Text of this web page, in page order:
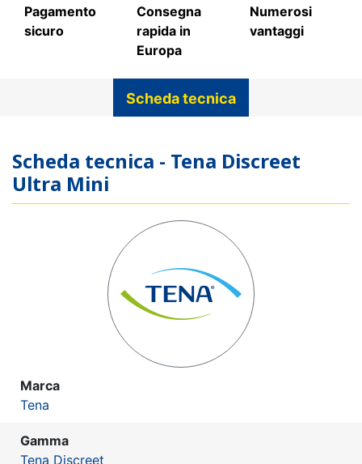
Pagamento
sicuro
Consegna
rapida in
Europa
Numerosi
vantaggi
Scheda tecnica
Scheda tecnica - Tena Discreet
Ultra Mini
Marca
Tena
Gamma
Tena Discreet